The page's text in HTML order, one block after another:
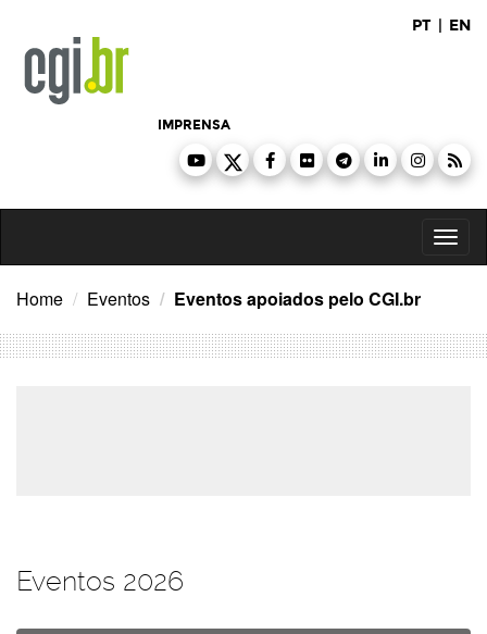
conteúdo
PT | EN
IMPRENSA
Home Eventos Eventos apoiados pelo CGI.br
Eventos 2026